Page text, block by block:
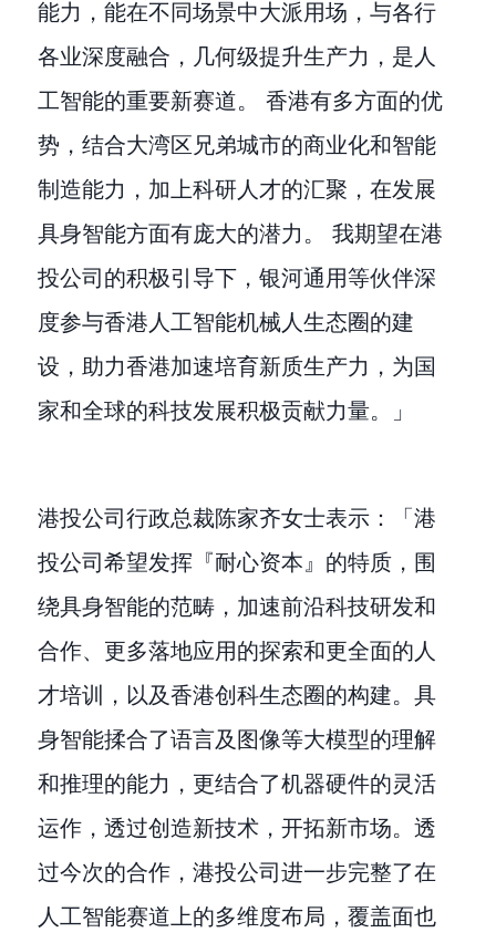
能力，能在不同场景中大派用场，与各行
各业深度融合，几何级提升生产力，是人
工智能的重要新赛道。 香港有多方面的优
势，结合大湾区兄弟城市的商业化和智能
制造能力，加上科研人才的汇聚，在发展
具身智能方面有庞大的潜力。 我期望在港
投公司的积极引导下，银河通用等伙伴深
度参与香港人工智能机械人生态圈的建
设，助力香港加速培育新质生产力，为国
家和全球的科技发展积极贡献力量。」
港投公司行政总裁陈家齐女士表示：「港
投公司希望发挥『耐心资本』的特质，围
绕具身智能的范畴，加速前沿科技研发和
合作、更多落地应用的探索和更全面的人
才培训，以及香港创科生态圈的构建。具
身智能揉合了语言及图像等大模型的理解
和推理的能力，更结合了机器硬件的灵活
运作，透过创造新技术，开拓新市场。透
过今次的合作，港投公司进一步完整了在
人工智能赛道上的多维度布局，覆盖面也